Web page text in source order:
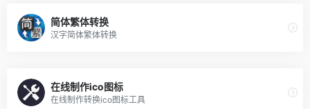
简体繁体转换
汉字简体繁体转换
在线制作ico图标
在线制作转换ico图标工具